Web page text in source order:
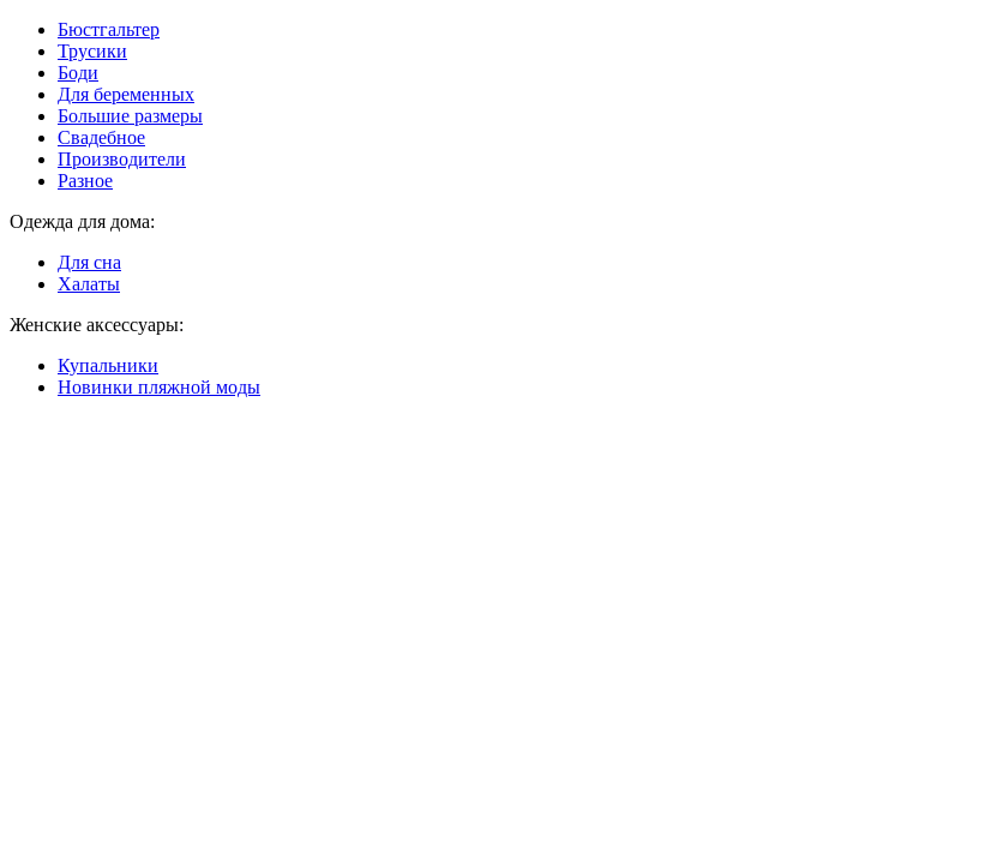
Бюстгальтер
Трусики
Боди
Для беременных
Большие размеры
Свадебное
Производители
Разное
Одежда для дома:
Для сна
Халаты
Женские аксессуары:
Купальники
Новинки пляжной моды